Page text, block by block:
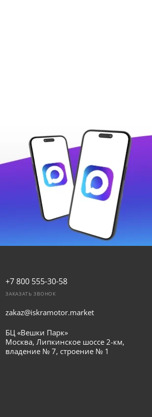
+7 800 555-30-58
ЗАКАЗАТЬ ЗВОНОК
zakaz@iskramotor.market
БЦ «Вешки Парк»
Москва, Липкинское шоссе 2-км,
владение № 7, строение № 1